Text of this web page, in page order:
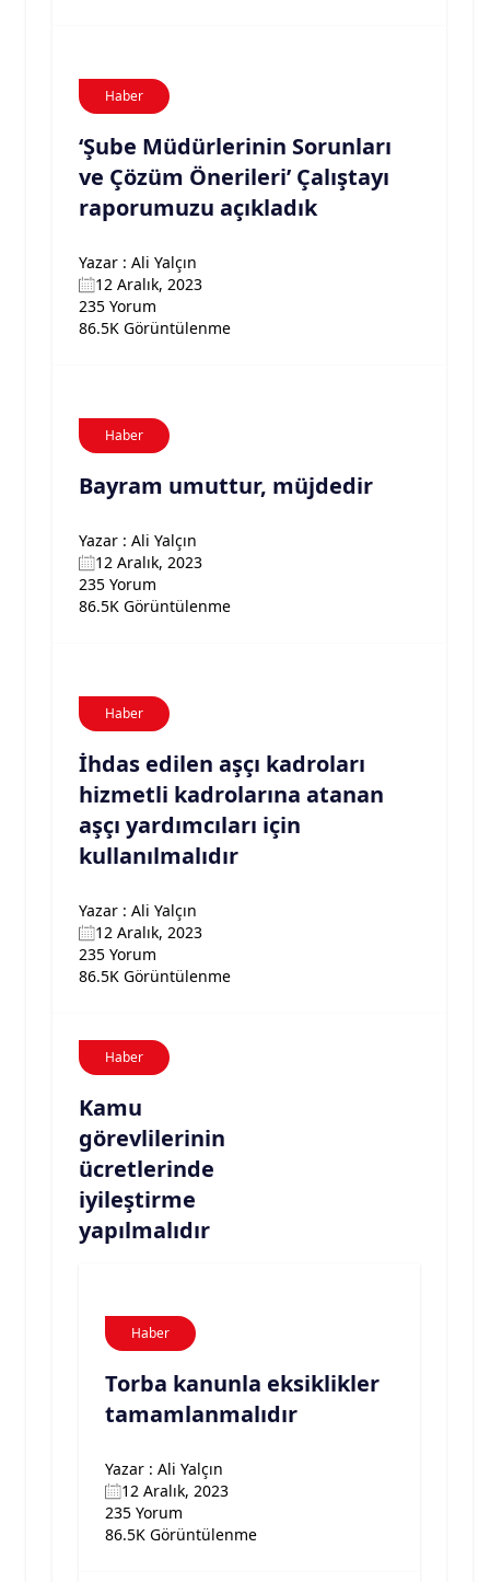
Haber
‘Şube Müdürlerinin Sorunları
ve Çözüm Önerileri’ Çalıştayı
raporumuzu açıkladık
Yazar : Ali Yalçın
12 Aralık, 2023
235 Yorum
86.5K Görüntülenme
Haber
Bayram umuttur, müjdedir
Yazar : Ali Yalçın
12 Aralık, 2023
235 Yorum
86.5K Görüntülenme
Haber
İhdas edilen aşçı kadroları
hizmetli kadrolarına atanan
aşçı yardımcıları için
kullanılmalıdır
Yazar : Ali Yalçın
12 Aralık, 2023
235 Yorum
86.5K Görüntülenme
Haber
Kamu
görevlilerinin
ücretlerinde
iyileştirme
yapılmalıdır
Haber
Torba kanunla eksiklikler
tamamlanmalıdır
Yazar : Ali Yalçın
12 Aralık, 2023
235 Yorum
86.5K Görüntülenme